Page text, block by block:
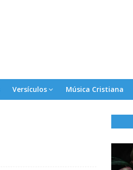
Versículos Música Cristiana